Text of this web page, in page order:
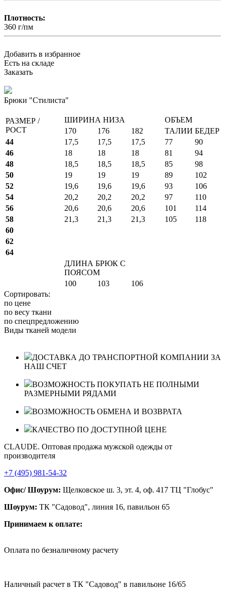
Плотность:
360 г/пм
Добавить в избранное
Есть на складе
Заказать
Брюки "Стилиста"
РАЗМЕР /
РОСТ
ШИРИНА НИЗА
ОБЪЕМ
170
176 182 ТАЛИИ БЕДЕР
44
17,5 17,5 17,5 77
90
46
18 18 18 81
94
48
18,5 18,5 18,5 85
98
50
19 19 19 89
102
52
19,6 19,6 19,6 93
106
54
20,2 20,2 20,2 97
110
56
20,6 20,6 20,6 101
114
58
21,3 21,3 21,3 105
118
60
62
64
ДЛИНА БРЮК С
ПОЯСОМ
100
103
106
Сортировать:
по цене
по весу ткани
по спецпредложению
Виды тканей модели
ДОСТАВКА ДО ТРАНСПОРТНОЙ КОМПАНИИ ЗА
НАШ СЧЕТ
ВОЗМОЖНОСТЬ ПОКУПАТЬ НЕ ПОЛНЫМИ
РАЗМЕРНЫМИ РЯДАМИ
ВОЗМОЖНОСТЬ ОБМЕНА И ВОЗВРАТА
КАЧЕСТВО ПО ДОСТУПНОЙ ЦЕНЕ
CLAUDE. Оптовая продажа мужской одежды от
производителя
+7 (495) 981-54-32
Офис/ Шоурум: Щелковское ш. 3, эт. 4, оф. 417 ТЦ "Глобус"
Шоурум: ТК "Садовод", линия 16, павильон 65
Принимаем к оплате:
Оплата по безналичному расчету
Наличный расчет в ТК "Садовод" в павильоне 16/65